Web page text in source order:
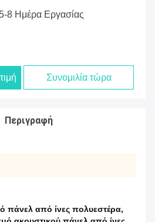
5-8 Ημέρα Εργασίας
Συνομιλία τώρα
Περιγραφή
πάνελ από ίνες πολυεστέρα,